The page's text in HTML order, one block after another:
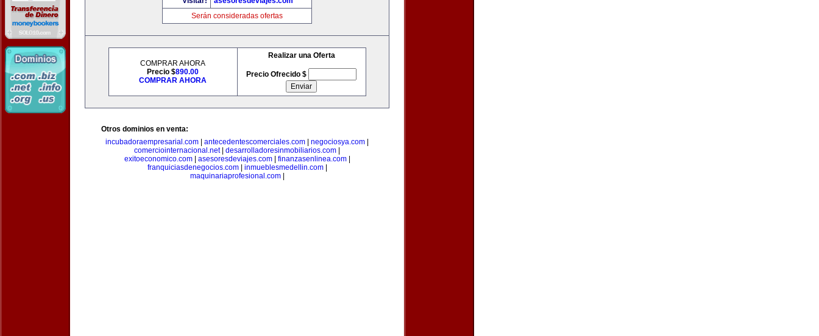
Serán consideradas ofertas
COMPRAR AHORA
Precio $890.00
COMPRAR AHORA
Realizar una Oferta
Precio Ofrecido $
Otros dominios en venta:
incubadoraempresarial.com
antecedentescomerciales.com negociosya.com
comerciointernacional.net| desarrolladoresinmobiliarios.com
exitoeconomico.com| asesoresdeviajes.com| finanzasenlinea.com|
franquiciasdenegocios.com| inmueblesmedellin.com|
maquinariaprofesional.com|